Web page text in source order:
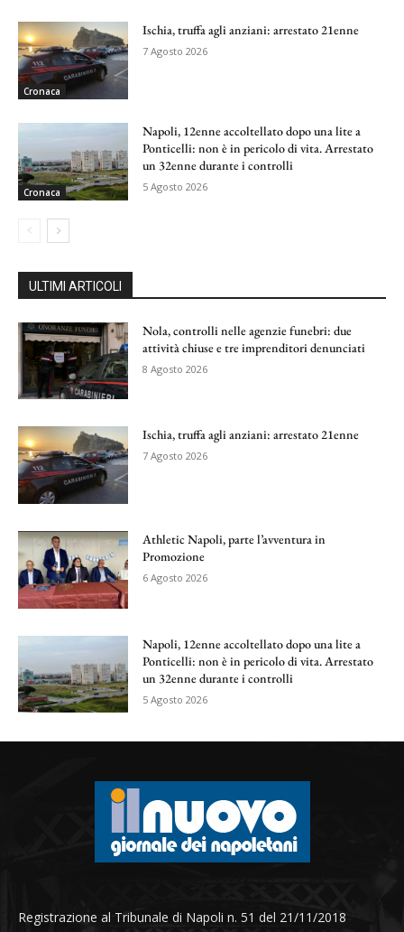
Cronaca
Ischia, truffa agli anziani: arrestato 21enne
7 Agosto 2026
Cronaca
Napoli, 12enne accoltellato dopo una lite a
Ponticelli: non è in pericolo di vita. Arrestato
un 32enne durante i controlli
5 Agosto 2026
ULTIMI ARTICOLI
Nola, controlli nelle agenzie funebri: due
attività chiuse e tre imprenditori denunciati
8 Agosto 2026
Ischia, truffa agli anziani: arrestato 21enne
7 Agosto 2026
Athletic Napoli, parte l’avventura in
Promozione
6 Agosto 2026
Napoli, 12enne accoltellato dopo una lite a
Ponticelli: non è in pericolo di vita. Arrestato
un 32enne durante i controlli
5 Agosto 2026
Registrazione al Tribunale di Napoli n. 51 del 21/11/2018